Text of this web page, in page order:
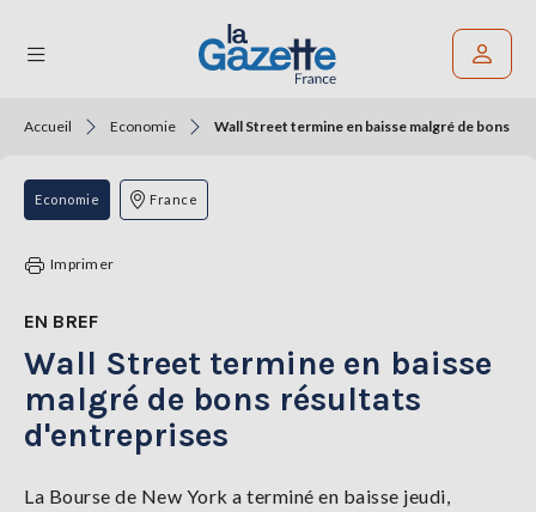
THÉMATIQUES
RÉGIONS
TENDANCES
SERVICES
LA
Accueil Economie Wall Street termine en baisse malgré de bons
Economie France
Imprimer
EN BREF
Wall Street termine en baisse
malgré de bons résultats
d'entreprises
La Bourse de New York a terminé en baisse jeudi,